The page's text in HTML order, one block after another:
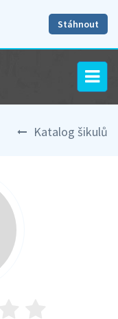
Stáhnout
Katalog šikulů